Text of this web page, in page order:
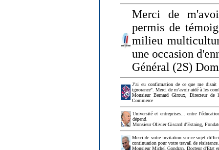
Merci de
permis de
milieu
une occasion
Général (2S)
J’ai eu confirmation de ce que me disait
ignorance". Merci de m’avoir aidé à les
Monsieur Bernard Giroux, Directeur de
Commerce
Université et entreprises... entre
dépend.
Monsieur Olivier Giscard d'Estaing,
Merci de votre invitation sur ce sujet
continuation pour votre travail de
Monsieur Michel Gondran, Docteur d'Etat